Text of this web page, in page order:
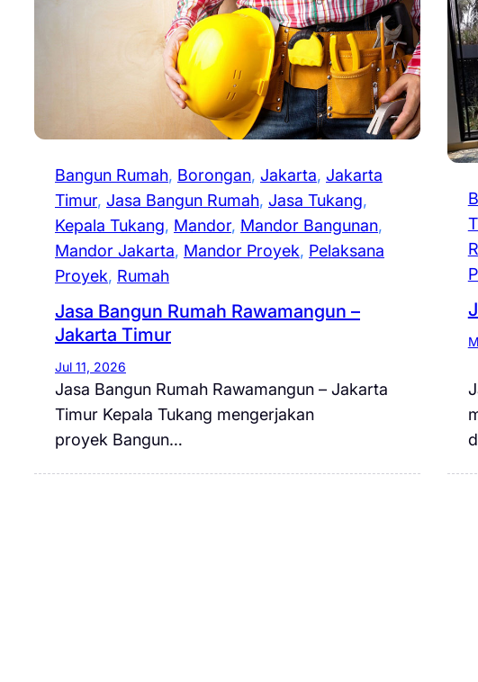
Bangun Rumah, Borongan, Jakarta, Jakarta
Timur, Jasa Bangun Rumah, Jasa Tukang
Kepala Tukang, Mandor, Mandor Bangunan
Mandor Jakarta, Mandor Proyek, Pelaksana
Proyek, Rumah
Jasa Bangun Rumah Rawamangun –
Jakarta Timur
Jul 11, 2026
Jasa Bangun Rumah Rawamangun – Jakarta
Timur Kepala Tukang mengerjakan
proyek Bangun…